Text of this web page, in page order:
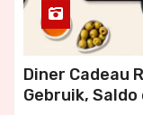
Diner Cadeau
Gebruik,